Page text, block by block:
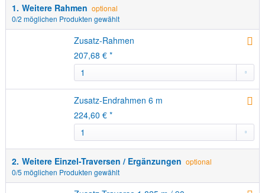
1. Weitere Rahmen optional
0/2 möglichen Produkten gewählt
Zusatz-Rahmen
207,68 € *
Zusatz-Endrahmen 6 m
224,60 € *
2. Weitere Einzel-Traversen / Ergänzungen optional
0/5 möglichen Produkten gewählt